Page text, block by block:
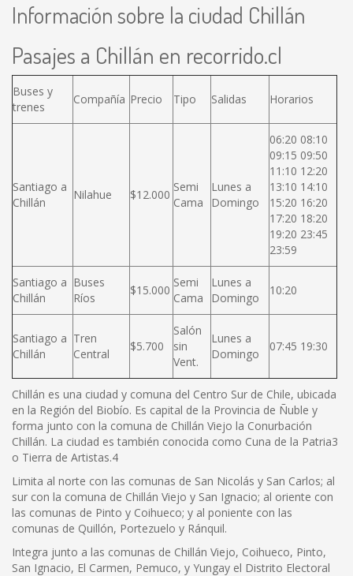
Información sobre la ciudad Chillán
Pasajes a Chillán en recorrido.cl
Buses y
trenes
Compañía Precio Tipo Salidas Horarios
Santiago a
Chillán
Nilahue $12.000
Semi
Cama
Lunes a
Domingo
06:20 08:10
09:15 09:50
11:10 12:20
13:10 14:10
15:20 16:20
17:20 18:20
19:20 23:45
23:59
Santiago a
Chillán
Buses
Ríos
$15.000
Semi
Cama
Lunes a
Domingo
10:20
Santiago a
Chillán
Tren
Central
$5.700
Salón
sin
Vent.
Lunes a
Domingo
07:45 19:30
Chillán es una ciudad y comuna del Centro Sur de Chile, ubicada
en la Región del Biobío. Es capital de la Provincia de Ñuble y
forma junto con la comuna de Chillán Viejo la Conurbación
Chillán. La ciudad es también conocida como Cuna de la Patria3
o Tierra de Artistas.4
Limita al norte con las comunas de San Nicolás y San Carlos; al
sur con la comuna de Chillán Viejo y San Ignacio; al oriente con
las comunas de Pinto y Coihueco; y al poniente con las
comunas de Quillón, Portezuelo y Ránquil.
Integra junto a las comunas de Chillán Viejo, Coihueco, Pinto,
San Ignacio, El Carmen, Pemuco, y Yungay el Distrito Electoral